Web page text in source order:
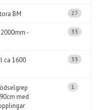
BM 27
-
33
ca 1600
33
med
1